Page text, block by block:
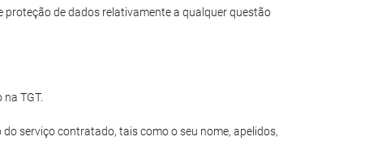
de dados relativamente a qualquer questão
TGT.
serviço contratado, tais como o seu nome, apelidos,